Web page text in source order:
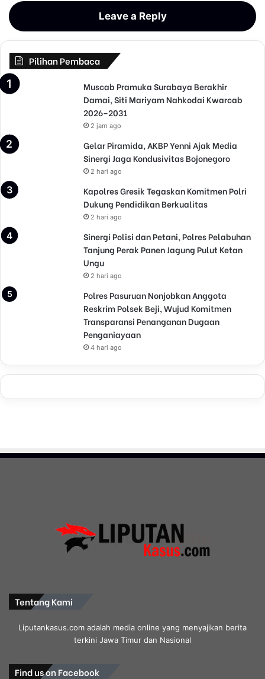
Leave a Reply
Pilihan Pembaca
Muscab Pramuka Surabaya Berakhir
Damai, Siti Mariyam Nahkodai Kwarcab
2026–2031
2 jam ago
Gelar Piramida, AKBP Yenni Ajak Media
Sinergi Jaga Kondusivitas Bojonegoro
2 hari ago
Kapolres Gresik Tegaskan Komitmen Polri
Dukung Pendidikan Berkualitas
2 hari ago
Sinergi Polisi dan Petani, Polres Pelabuhan
Tanjung Perak Panen Jagung Pulut Ketan
Ungu
2 hari ago
Polres Pasuruan Nonjobkan Anggota
Reskrim Polsek Beji, Wujud Komitmen
Transparansi Penanganan Dugaan
Penganiayaan
4 hari ago
Tentang Kami
Liputankasus.com adalah media online yang menyajikan berita
terkini Jawa Timur dan Nasional
Find us on Facebook